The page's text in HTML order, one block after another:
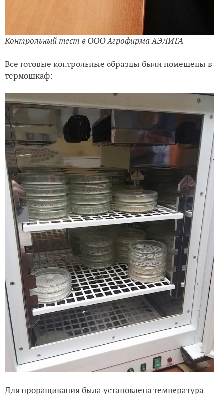
Контрольный тест в ООО Агрофирма АЭЛИТА
Все готовые контрольные образцы были помещены в
термошкаф:
Для проращивания была установлена температура